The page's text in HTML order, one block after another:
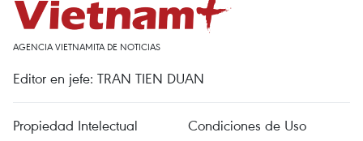
AGENCIA VIETNAMITA DE NOTICIAS
Editor en jefe: TRAN TIEN DUAN
Propiedad Intelectual Condiciones de Uso